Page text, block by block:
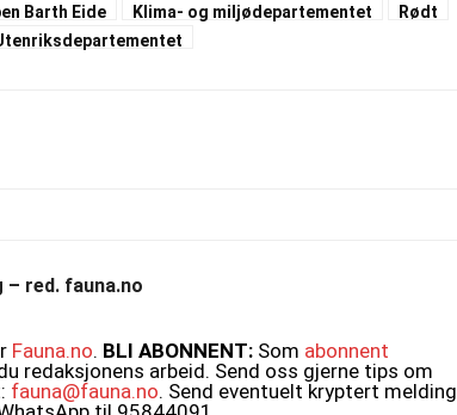
Barth Eide Klima- og miljødepartementet
Rødt
– red. fauna.no
Fauna.no. BLI ABONNENT: Som abonnent
redaksjonens arbeid. Send oss gjerne tips om
fauna@fauna.no. Send eventuelt kryptert melding